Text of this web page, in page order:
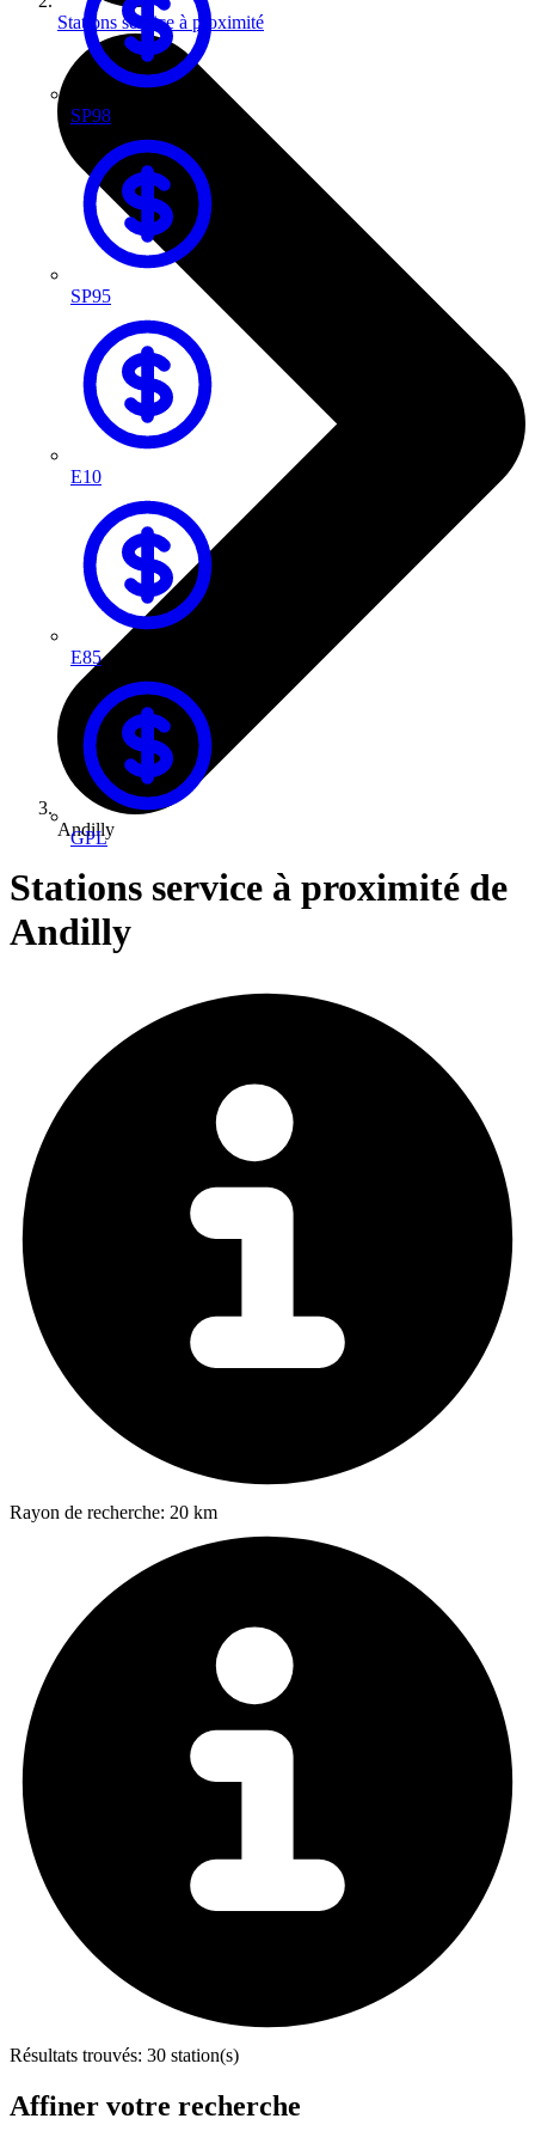
SP98
SP95
E10
E85
GPL
Stations service à proximité
Andilly
Stations service à proximité de
Andilly
Rayon de recherche: 20 km
Résultats trouvés: 30 station(s)
Affiner votre recherche